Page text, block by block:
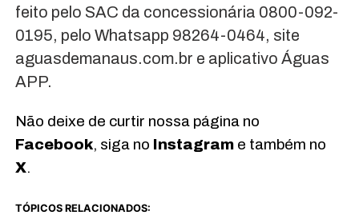
feito pelo SAC da concessionária 0800-092-
0195, pelo Whatsapp 98264-0464, site
aguasdemanaus.com.br e aplicativo Águas
APP.
Não deixe de curtir nossa página no
Facebook, siga no Instagrame também no
X.
TÓPICOS RELACIONADOS: